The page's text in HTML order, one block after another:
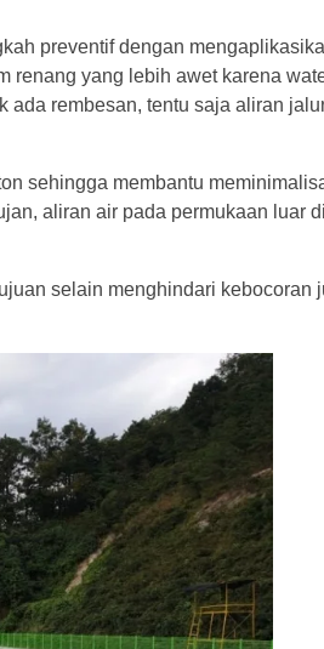
preventif dengan
renang yang lebih awet karena
rembesan, tentu saja aliran
sehingga membantu
aliran air pada permukaan luar
selain menghindari kebocoran